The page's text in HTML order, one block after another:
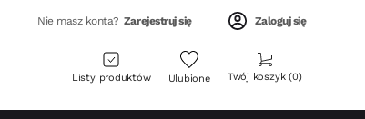
Nie masz konta? Zarejestruj się Zaloguj się
Listy produktów Ulubione Twój koszyk 0